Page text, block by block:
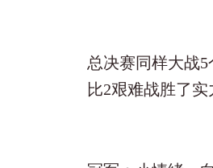
总决赛同样大战
比2艰难战胜了